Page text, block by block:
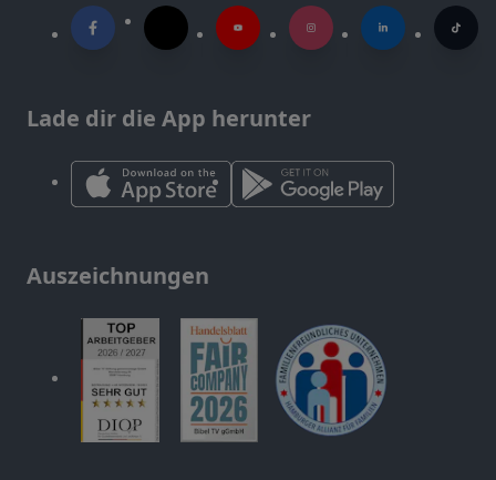
Lade dir die App herunter
Auszeichnungen